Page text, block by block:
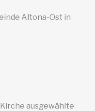
Altona-Ost in
ausgewählte